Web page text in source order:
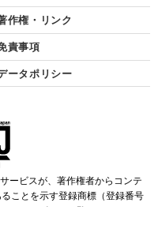
作権・リンク
責事項
ータポリシー
ービスが、著作権者からコンテ
ことを示す登録商標（登録番号